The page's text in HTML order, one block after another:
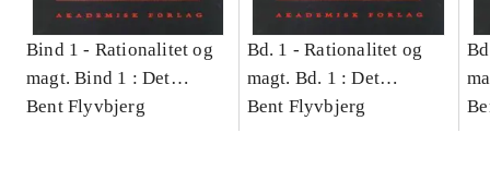
Bind 1 - Rationalitet og
magt. Bind 1 : Det
konkretes videnskab
Bent Flyvbjerg
Bd. 1 -Rationalitet og
magt. Bd. 1 : Det
konkretes videnskab
Bent Flyvbjerg